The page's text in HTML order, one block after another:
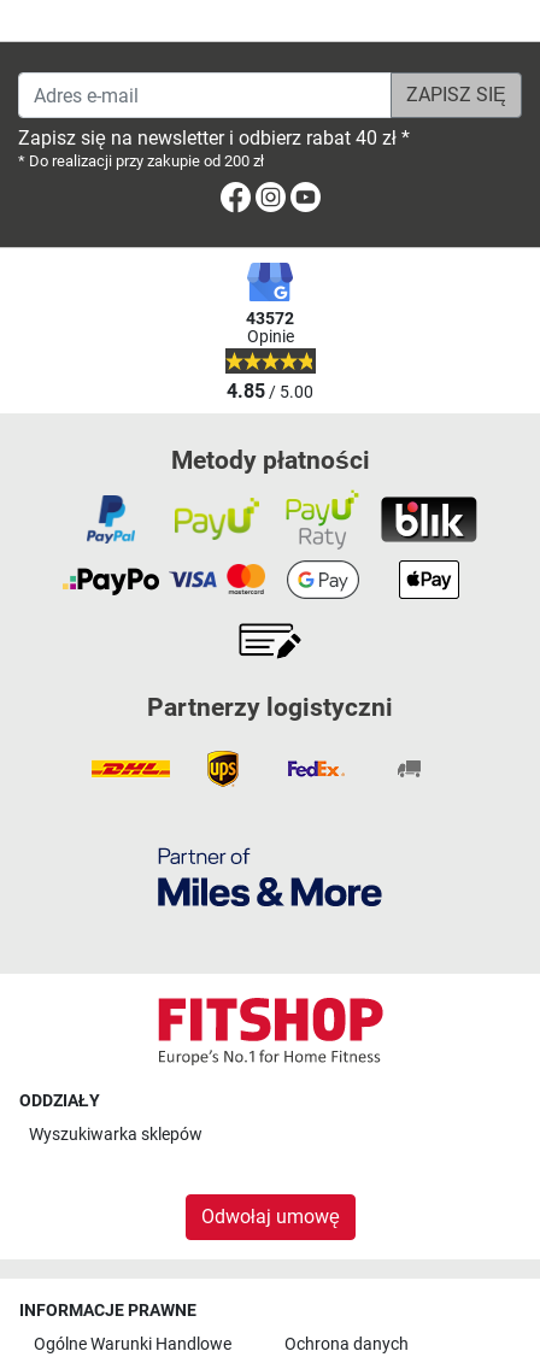
Adres e-mail
Zapisz się na newsletter i odbierz rabat 40 zł *
* Do realizacji przy zakupie od 200 zł
FacebookInstagram
43572
Opinie
4.85/ 5.00
Metody płatności
Partnerzy logistyczni
ODDZIAŁY
Wyszukiwarka sklepów
Odwołaj umowę
INFORMACJE PRAWNE
Ogólne Warunki Handlowe
Ochrona danych